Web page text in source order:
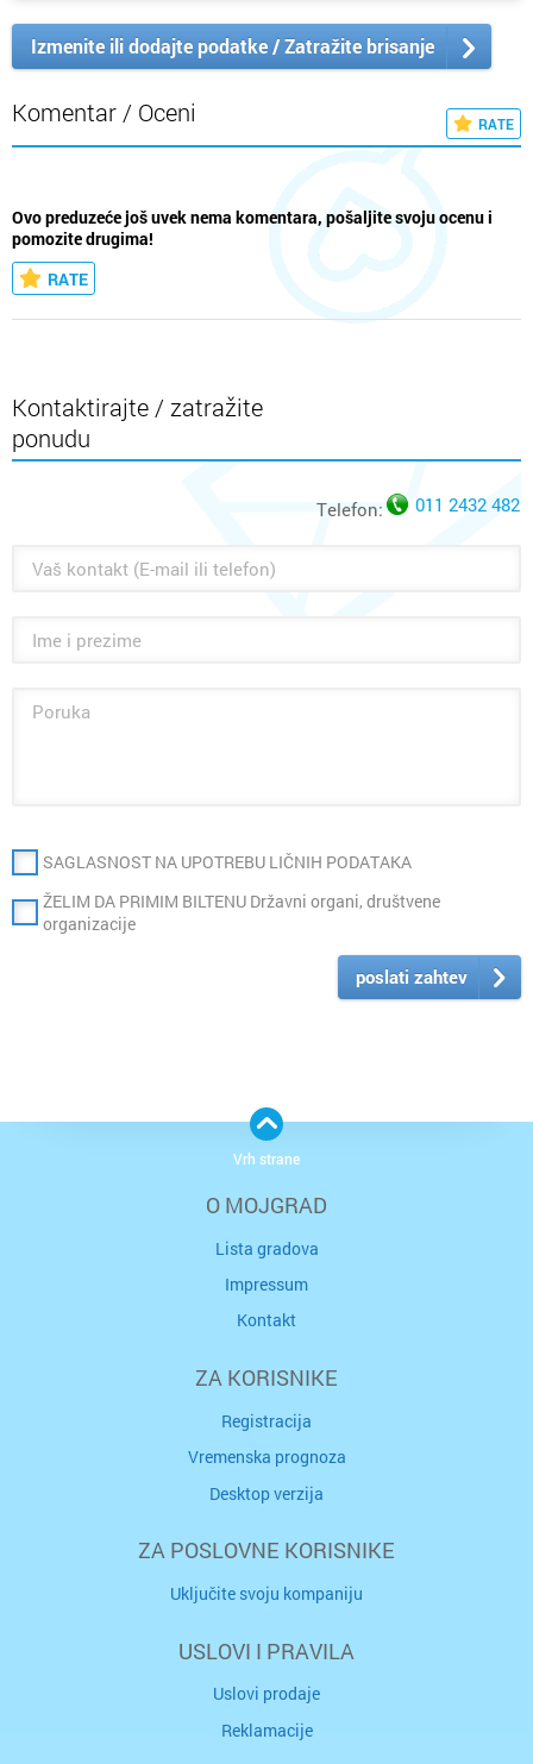
Izmenite ili dodajte podatke / Zatražite brisanje
Komentar / Oceni RATE
Ovo preduzeće još uvek nema komentara, pošaljite svoju ocenu i
pomozite drugima!
RATE
Kontaktirajte / zatražite
ponudu
Telefon: 011 2432 482
SAGLASNOST NA UPOTREBU LIČNIH PODATAKA
ŽELIM DA PRIMIM BILTENU Državni organi, društvene
organizacije
poslati zahtev
O MOJGRAD
Lista gradova
Impressum
Kontakt
ZA KORISNIKE
Registracija
Vremenska prognoza
Desktop verzija
ZA POSLOVNE KORISNIKE
Uključite svoju kompaniju
USLOVI I PRAVILA
Uslovi prodaje
Reklamacije
Vrh strane